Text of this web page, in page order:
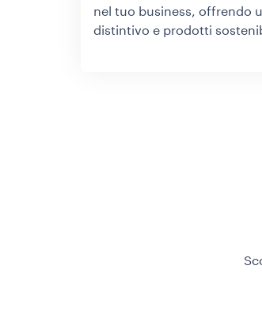
nel tuo business, offrendo
distintivo e prodotti